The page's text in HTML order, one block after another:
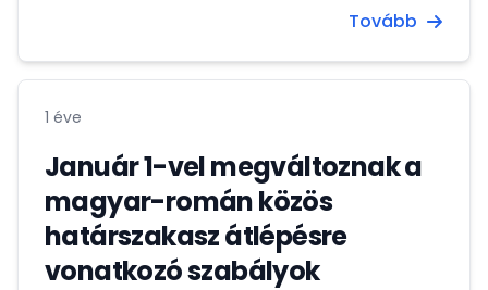
sincsen lakcíme – az európai parlamenti
minden nagykorú magyar állampolgár,
rendelkező választópolgárok választójogukat
csak regisztrációt követően gyakorolhatják.
Tovább
1 éve
Január 1-vel megváltoznak a
magyar-román közös
határszakasz átlépésre
vonatkozó szabályok